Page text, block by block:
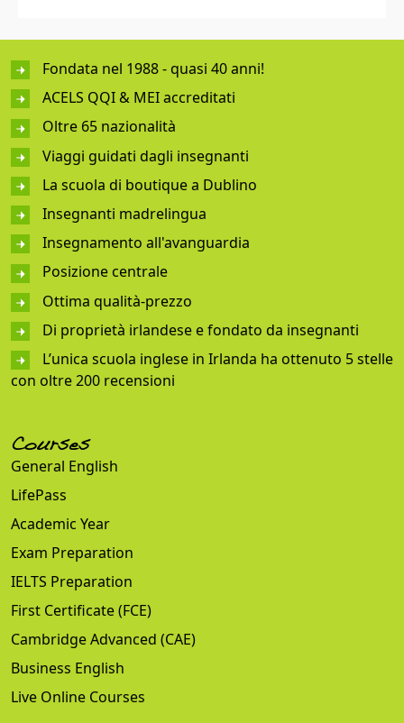
Fondata nel 1988 - quasi 40 anni!
ACELS QQI & MEI accreditati
Oltre 65 nazionalità
Viaggi guidati dagli insegnanti
La scuola di boutique a Dublino
Insegnanti madrelingua
Insegnamento all'avanguardia
Posizione centrale
Ottima qualità-prezzo
Di proprietà irlandese e fondato da insegnanti
L’unica scuola inglese in Irlanda ha ottenuto 5 stelle
con oltre 200 recensioni
Courses
General English
LifePass
Academic Year
Exam Preparation
IELTS Preparation
First Certificate (FCE)
Cambridge Advanced (CAE)
Business English
Live Online Courses